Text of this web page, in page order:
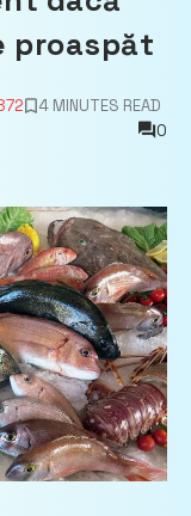
proaspăt
4 MINUTES READ
0